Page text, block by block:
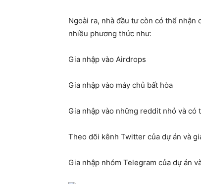
Ngoài ra, nhà đầu tư còn có thể
nhiều phương thức như:
Gia nhập vào Airdrops
Gia nhập vào máy chủ bất hòa
Gia nhập vào những reddit nhỏ và
Theo dõi kênh Twitter của dự án và
Gia nhập nhóm Telegram của dự án